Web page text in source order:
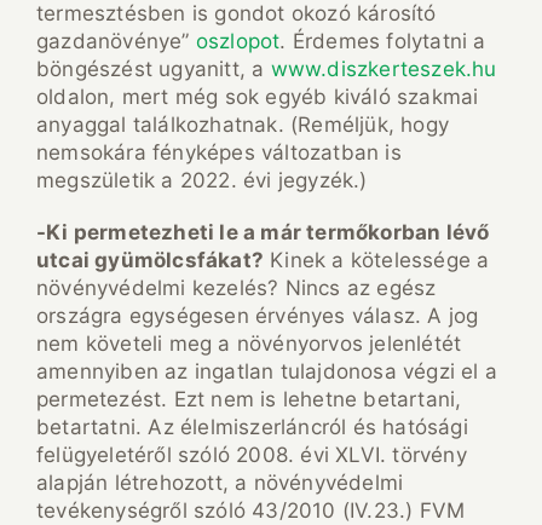
termesztésben is gondot okozó károsító
gazdanövénye” oszlopot. Érdemes folytatni a
böngészést ugyanitt, a www.diszkerteszek.hu
oldalon, mert még sok egyéb kiváló szakmai
anyaggal találkozhatnak. (Reméljük, hogy
nemsokára fényképes változatban is
megszületik a 2022. évi jegyzék.)
-Ki permetezheti le a már termőkorban lévő
utcai gyümölcsfákat? Kinek a kötelessége a
növényvédelmi kezelés? Nincs az egész
országra egységesen érvényes válasz. A jog
nem követeli meg a növényorvos jelenlétét
amennyiben az ingatlan tulajdonosa végzi el a
permetezést. Ezt nem is lehetne betartani,
betartatni. Az élelmiszerláncról és hatósági
felügyeletéről szóló 2008. évi XLVI. törvény
alapján létrehozott, a növényvédelmi
tevékenységről szóló 43/2010 (IV.23.) FVM